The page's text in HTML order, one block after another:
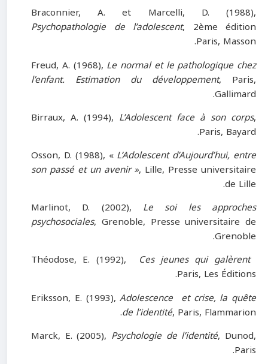
Braconnier, A. et Marcelli, D. (1988),
Psychopathologie de l’adolescent, 2ème édition
Paris, Masson.
Freud, A. (1968), Le normal et le pathologique chez
l’enfant. Estimation du développement, Paris,
Gallimard.
Birraux, A. (1994), L’Adolescent face à son corps,
Paris, Bayard.
Osson, D. (1988), « L’Adolescent d’Aujourd’hui, entre
son passé et un avenir », Lille, Presse universitaire
de Lille.
Marlinot, D. (2002), Le soi les approches
psychosociales, Grenoble, Presse universitaire de
Grenoble.
Théodose, E. (1992), Ces jeunes qui galèrent
Paris, Les Éditions.
Eriksson, E. (1993),Adolescence et crise, la quête
de l’identité, Paris, Flammarion.
Marck, E. (2005), Psychologie de l’identité, Dunod,
Paris.